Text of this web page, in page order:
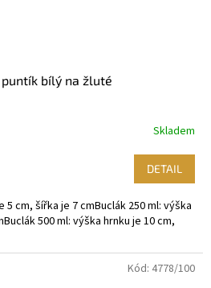
bílý na žluté
Skladem
DETAIL
5 cm, šířka je 7 cmBuclák 250 ml: výška
500 ml: výška hrnku je 10 cm,
Kód: 4778/100